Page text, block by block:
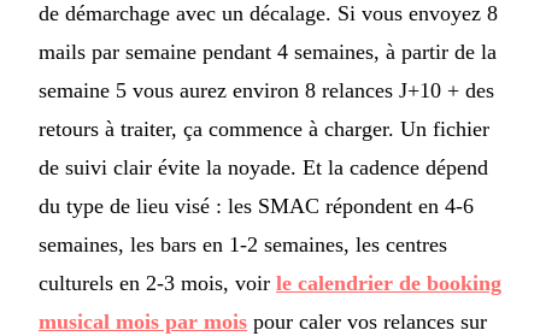
de démarchage avec un décalage. Si vous envoyez 8
mails par semaine pendant 4 semaines, à partir de la
semaine 5 vous aurez environ 8 relances J+10 + des
retours à traiter, ça commence à charger. Un fichier
de suivi clair évite la noyade. Et la cadence dépend
du type de lieu visé : les SMAC répondent en 4-6
semaines, les bars en 1-2 semaines, les centres
culturels en 2-3 mois, voir le calendrier de booking
musical mois par mois pour caler vos relances sur